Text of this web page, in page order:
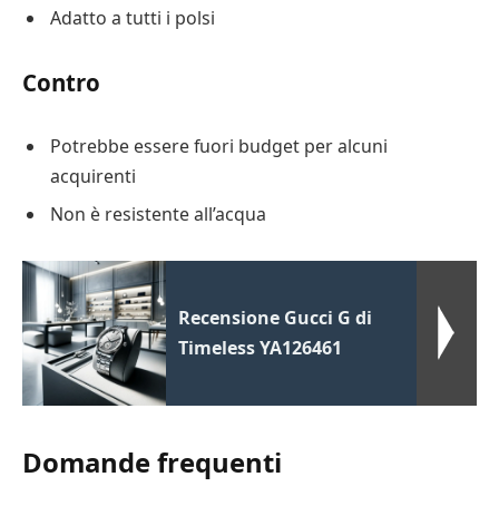
Adatto a tutti i polsi
Contro
Potrebbe essere fuori budget per alcuni
acquirenti
Non è resistente all’acqua
Recensione Gucci G di
Timeless YA126461
Domande frequenti